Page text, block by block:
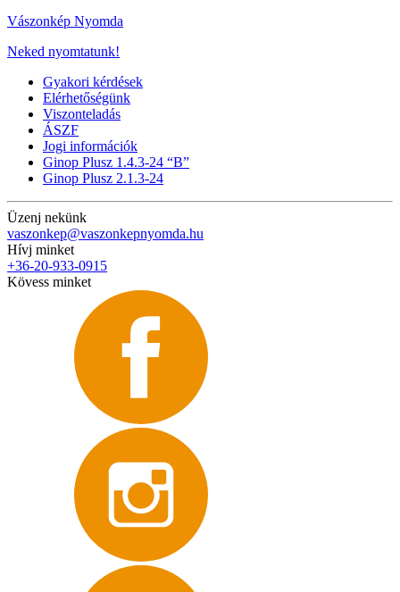
Vászonkép Nyomda
Neked nyomtatunk!
Gyakori kérdések
Elérhetőségünk
Viszonteladás
ÁSZF
Jogi információk
Ginop Plusz 1.4.3-24 “B”
Ginop Plusz 2.1.3-24
Üzenj nekünk
vaszonkep@vaszonkepnyomda.hu
Hívj minket
+36-20-933-0915
Kövess minket